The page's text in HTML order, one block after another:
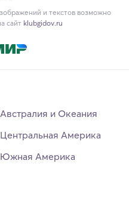
и текстов возможно
сайт klubgidov.ru
Австралия и Океания
Центральная Америка
Южная Америка